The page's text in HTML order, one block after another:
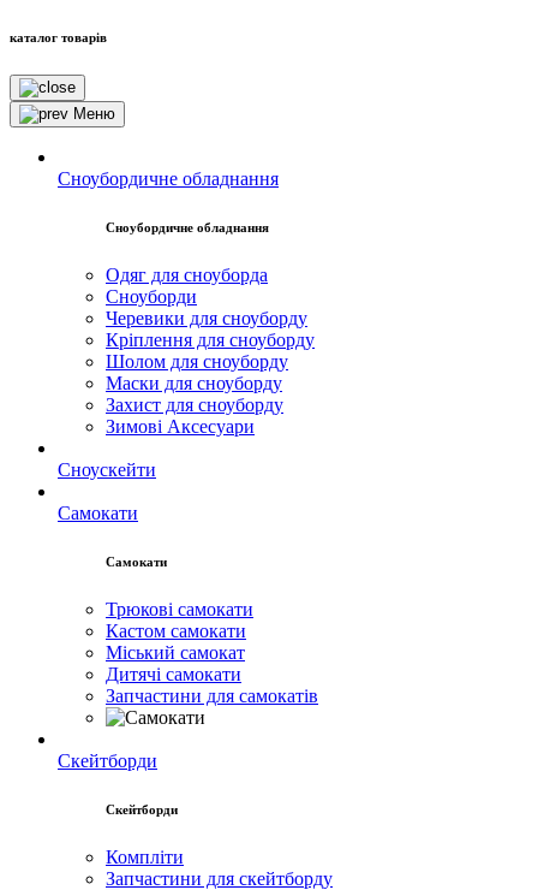
каталог товарів
Меню
Сноубордичне обладнання
Сноубордичне обладнання
Одяг для сноуборда
Сноуборди
Черевики для сноуборду
Кріплення для сноуборду
Шолом для сноуборду
Маски для сноуборду
Захист для сноуборду
Зимові Аксесуари
Сноускейти
Самокати
Самокати
Трюкові самокати
Кастом самокати
Міський самокат
Дитячі самокати
Запчастини для самокатів
Скейтборди
Скейтборди
Компліти
Запчастини для скейтборду